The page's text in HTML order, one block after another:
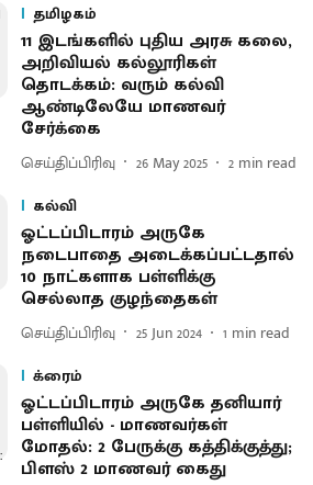
தமிழகம்
11 இடங்களில் புதிய அரசு கலை,
அறிவியல் கல்லூரிகள்
தொடக்கம்: வரும் கல்வி
ஆண்டிலேயே மாணவர்
சேர்க்கை
செய்திப்பிரிவு 26 May 2025 2 min read
கல்வி
ஓட்டப்பிடாரம் அருகே
நடைபாதை அடைக்கப்பட்டதால்
10 நாட்களாக பள்ளிக்கு
செல்லாத குழந்தைகள்
செய்திப்பிரிவு 25 Jun 2024 1 min read
க்ரைம்
ஓட்டப்பிடாரம் அருகே தனியார்
பள்ளியில் - மாணவர்கள்
மோதல்: 2 பேருக்கு கத்திக்குத்து;
பிளஸ் 2 மாணவர் கைது